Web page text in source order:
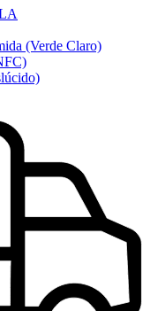
(Verde Claro)